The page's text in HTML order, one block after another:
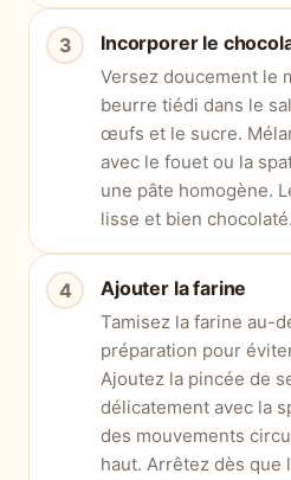
Incorporer le
Versez doucement le
beurre tiédi dans le
œufs et le sucre.
avec le fouet ou la
une pâte homogène.
lisse et bien chocolaté.
Ajouter la farine
Tamisez la farine au-
préparation pour
Ajoutez la pincée de
délicatement avec la
des mouvements
haut. Arrêtez dès que